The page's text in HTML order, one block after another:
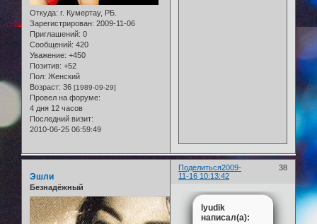
Откуда: г. Кумертау, РБ.
Зарегистрирован: 2009-11-06
Приглашений: 0
Сообщений: 420
Уважение: +450
Позитив: +52
Пол: Женский
Возраст: 36 [1989-09-29]
Провел на форуме:
4 дня 12 часов
Последний визит:
2010-06-25 06:59:49
Поделиться 38
2009-
11-16 10:13:42
Эшли
Безнадёжный
lyudik
написал(а):